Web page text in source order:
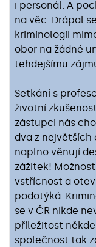
i personál. A
na věc. Drápal
kriminologii
obor na žádné
tehdejšímu
Setkání s
životní
zástupci nás
dva z největších
naplno věnují
zážitek!
vstřícnost a
podotýká.
se v ČR nikde
příležitost
společnost tak